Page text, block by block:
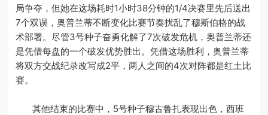
局争夺，但她在这场耗时1小时38分钟的1/4决赛里先后送出
7个双误，奥普兰蒂不断变化比赛节奏扰乱了穆斯伯格的战
术部署。尽管3号种子奋勇化解了7次破发危机，奥普兰蒂还
是凭借每盘的一个破发优势胜出。凭借这场胜利，奥普兰蒂
将双方交战纪录改写成2平，两人之间的4次对阵都是红土比
赛。
其他结束的比赛中，5号种子穆古鲁扎表现出色，西班